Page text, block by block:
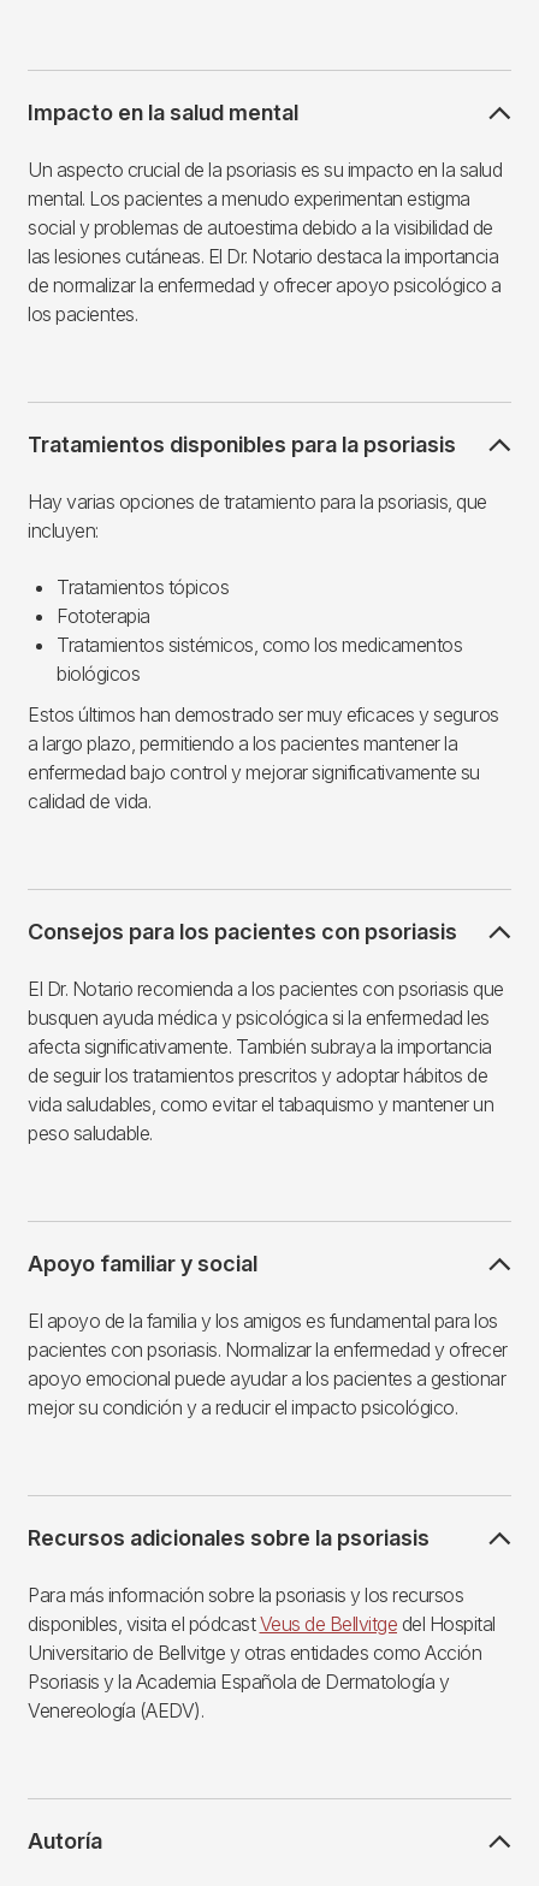
Impacto en la salud mental
Un aspecto crucial de la psoriasis es su impacto en la salud
mental. Los pacientes a menudo experimentan estigma
social y problemas de autoestima debido a la visibilidad de
las lesiones cutáneas. El Dr. Notario destaca la importancia
de normalizar la enfermedad y ofrecer apoyo psicológico a
los pacientes.
Tratamientos disponibles para la psoriasis
Hay varias opciones de tratamiento para la psoriasis, que
incluyen:
Tratamientos tópicos
Fototerapia
Tratamientos sistémicos, como los medicamentos
biológicos
Estos últimos han demostrado ser muy eficaces y seguros
a largo plazo, permitiendo a los pacientes mantener la
enfermedad bajo control y mejorar significativamente su
calidad de vida.
Consejos para los pacientes con psoriasis
El Dr. Notario recomienda a los pacientes con psoriasis que
busquen ayuda médica y psicológica si la enfermedad les
afecta significativamente. También subraya la importancia
de seguir los tratamientos prescritos y adoptar hábitos de
vida saludables, como evitar el tabaquismo y mantener un
peso saludable.
Apoyo familiar y social
El apoyo de la familia y los amigos es fundamental para los
pacientes con psoriasis. Normalizar la enfermedad y ofrecer
apoyo emocional puede ayudar a los pacientes a gestionar
mejor su condición y a reducir el impacto psicológico.
Recursos adicionales sobre la psoriasis
Para más información sobre la psoriasis y los recursos
disponibles, visita el pódcastVeus de Bellvitge del Hospital
Universitario de Bellvitge y otras entidades como Acción
Psoriasis y la Academia Española de Dermatología y
Venereología (AEDV).
Autoría